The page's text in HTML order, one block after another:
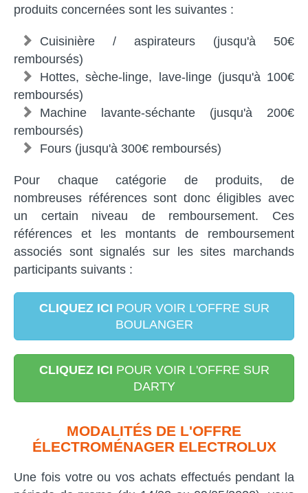
produits concernées sont les suivantes :
Cuisinière / aspirateurs (jusqu'à 50€
remboursés)
Hottes, sèche-linge, lave-linge (jusqu'à 100€
remboursés)
Machine lavante-séchante (jusqu'à 200€
remboursés)
Fours (jusqu'à 300€ remboursés)
Pour chaque catégorie de produits, de
nombreuses références sont donc éligibles avec
un certain niveau de remboursement. Ces
références et les montants de remboursement
associés sont signalés sur les sites marchands
participants suivants :
CLIQUEZ ICI POUR VOIR L'OFFRE SUR
BOULANGER
CLIQUEZ ICI POUR VOIR L'OFFRE SUR
DARTY
MODALITÉS DE L'OFFRE
ÉLECTROMÉNAGER ELECTROLUX
Une fois votre ou vos achats effectués pendant la